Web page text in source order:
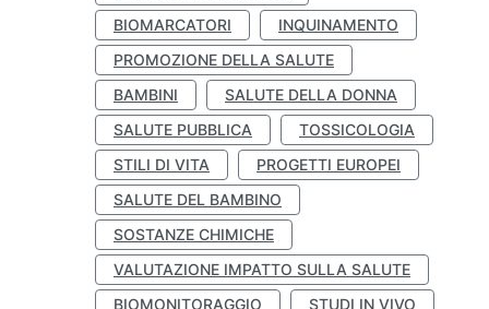
BIOMARCATORI
INQUINAMENTO
PROMOZIONE DELLA SALUTE
BAMBINI
SALUTE DELLA DONNA
SALUTE PUBBLICA
TOSSICOLOGIA
STILI DI VITA
PROGETTI EUROPEI
SALUTE DEL BAMBINO
SOSTANZE CHIMICHE
VALUTAZIONE IMPATTO SULLA SALUTE
BIOMONITORAGGIO
STUDI IN VIVO